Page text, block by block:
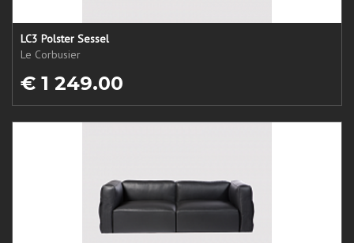
LC3 Polster Sessel
Le Corbusier
€ 1 249.00